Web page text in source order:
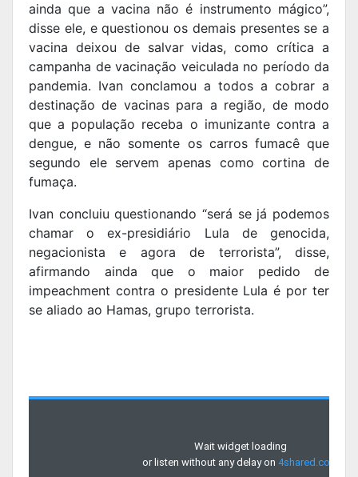
ainda que a vacina não é instrumento mágico”,
disse ele, e questionou os demais presentes se a
vacina deixou de salvar vidas, como crítica a
campanha de vacinação veiculada no período da
pandemia. Ivan conclamou a todos a cobrar a
destinação de vacinas para a região, de modo
que a população receba o imunizante contra a
dengue, e não somente os carros fumacê que
segundo ele servem apenas como cortina de
fumaça.
Ivan concluiu questionando “será se já podemos
chamar o ex-presidiário Lula de genocida,
negacionista e agora de terrorista”, disse,
afirmando ainda que o maior pedido de
impeachment contra o presidente Lula é por ter
se aliado ao Hamas, grupo terrorista.